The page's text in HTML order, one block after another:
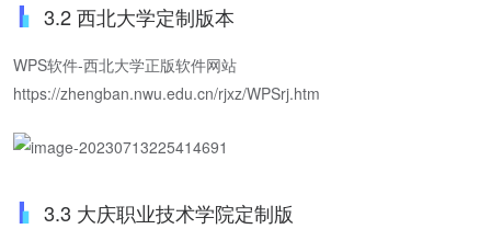
3.2 西北大学定制版本
WPS软件-西北大学正版软件网站
https://zhengban.nwu.edu.cn/rjxz/WPSrj.htm
3.3 大庆职业技术学院定制版